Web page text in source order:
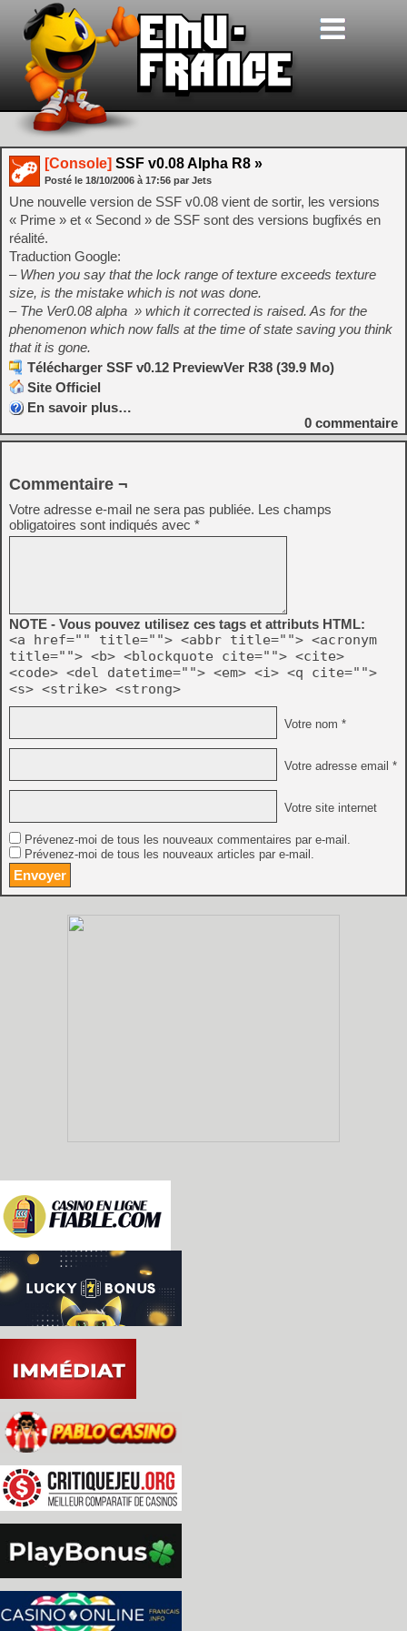
[Console] SSF v0.08 Alpha R8 »
Posté le 18/10/2006 à 17:56 par Jets
Une nouvelle version de SSF v0.08 vient de sortir, les versions
« Prime » et « Second » de SSF sont des versions bugfixés en
réalité.
Traduction Google:
– When you say that the lock range of texture exceeds texture
size, is the mistake which is not was done.
– The Ver0.08 alpha » which it corrected is raised. As for the
phenomenon which now falls at the time of state saving you think
that it is gone.
Télécharger SSF v0.12 PreviewVer R38 (39.9 Mo)
Site Officiel
En savoir plus…
0 commentaire
Commentaire ¬
Votre adresse e-mail ne sera pas publiée. Les champs
obligatoires sont indiqués avec *
NOTE - Vous pouvez utilisez ces tags et attributs HTML:
<a href="" title=""> <abbr title=""> <acronym
title=""> <b> <blockquote cite=""> <cite>
<code> <del datetime=""> <em> <i> <q cite="">
<s> <strike> <strong>
Votre nom *
Votre adresse email *
Votre site internet
Prévenez-moi de tous les nouveaux commentaires par e-mail.
Prévenez-moi de tous les nouveaux articles par e-mail.